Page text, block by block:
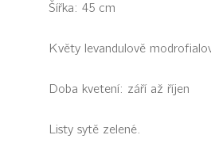
Šířka: 45 cm
Květy levandulově
Doba kvetení: září až říjen
Listy sytě zelené.